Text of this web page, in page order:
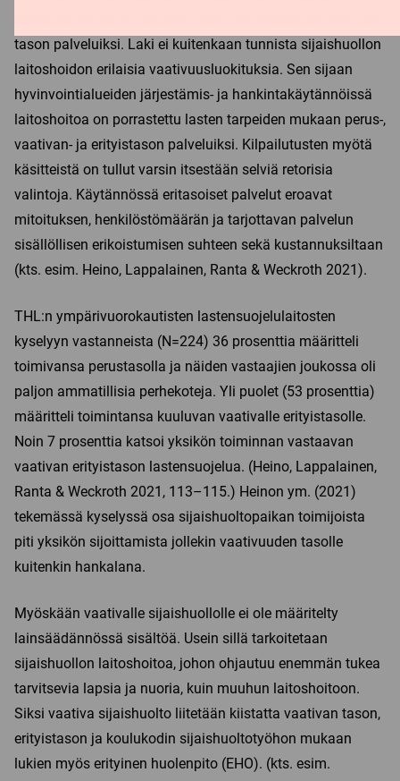
tason palveluiksi. Laki ei kuitenkaan tunnista sijaishuollon
laitoshoidon erilaisia vaativuusluokituksia. Sen sijaan
hyvinvointialueiden järjestämis- ja hankintakäytännöissä
laitoshoitoa on porrastettu lasten tarpeiden mukaan perus-,
vaativan- ja erityistason palveluiksi. Kilpailutusten myötä
käsitteistä on tullut varsin itsestään selviä retorisia
valintoja. Käytännössä eritasoiset palvelut eroavat
mitoituksen, henkilöstömäärän ja tarjottavan palvelun
sisällöllisen erikoistumisen suhteen sekä kustannuksiltaan
(kts. esim. Heino, Lappalainen, Ranta & Weckroth 2021).
THL:n ympärivuorokautisten lastensuojelulaitosten
kyselyyn vastanneista (N=224) 36 prosenttia määritteli
toimivansa perustasolla ja näiden vastaajien joukossa oli
paljon ammatillisia perhekoteja. Yli puolet (53 prosenttia)
määritteli toimintansa kuuluvan vaativalle erityistasolle.
Noin 7 prosenttia katsoi yksikön toiminnan vastaavan
vaativan erityistason lastensuojelua. (Heino, Lappalainen,
Ranta & Weckroth 2021, 113–115.) Heinon ym. (2021)
tekemässä kyselyssä osa sijaishuoltopaikan toimijoista
piti yksikön sijoittamista jollekin vaativuuden tasolle
kuitenkin hankalana.
Myöskään vaativalle sijaishuollolle ei ole määritelty
lainsäädännössä sisältöä. Usein sillä tarkoitetaan
sijaishuollon laitoshoitoa, johon ohjautuu enemmän tukea
tarvitsevia lapsia ja nuoria, kuin muuhun laitoshoitoon.
Siksi vaativa sijaishuolto liitetään kiistatta vaativan tason,
erityistason ja koulukodin sijaishuoltotyöhon mukaan
lukien myös erityinen huolenpito (EHO). (kts. esim.